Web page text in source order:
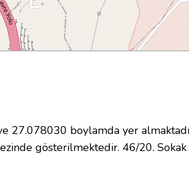
boylamda yer
gösterilmektedir. 46/20.